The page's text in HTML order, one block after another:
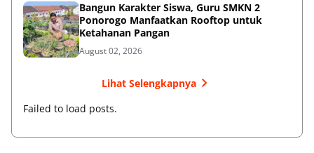
Bangun Karakter Siswa, Guru SMKN 2
Ponorogo Manfaatkan Rooftop untuk
Ketahanan Pangan
August 02, 2026
Lihat Selengkapnya
Failed to load posts.